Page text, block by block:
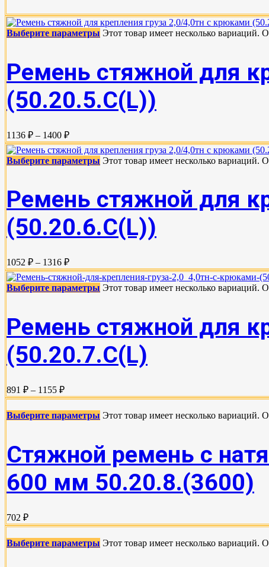
Выберите параметры Этот товар имеет несколько вариаций.
Ремень стяжной для
(50.20.5.C(L))
1136 ₽ – 1400 ₽
Выберите параметры Этот товар имеет несколько вариаций.
Ремень стяжной для
(50.20.6.C(L))
1052 ₽ – 1316 ₽
Выберите параметры Этот товар имеет несколько вариаций.
Ремень стяжной для
(50.20.7.C(L)
891 ₽ – 1155 ₽
Выберите параметры Этот товар имеет несколько вариаций.
Стяжной ремень с
600 мм 50.20.8.(3600)
702 ₽
Выберите параметры Этот товар имеет несколько вариаций.